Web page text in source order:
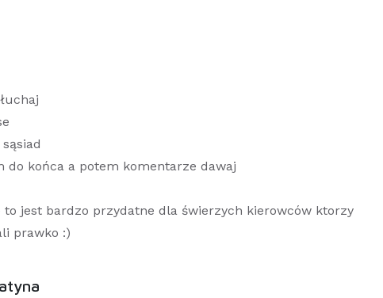
sąsiad
do końca a potem komentarze dawaj
to jest bardzo przydatne dla świerzych kierowców ktorzy
prawko :)